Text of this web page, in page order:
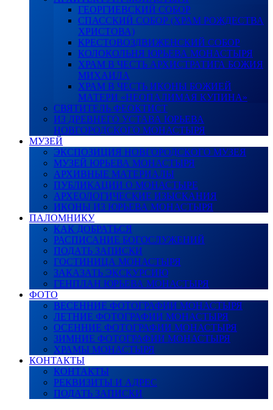
ГЕОРГИЕВСКИЙ СОБОР
СПАССКИЙ СОБОР (ХРАМ РОЖДЕСТВА
ХРИСТОВА)
КРЕСТОВОЗДВИЖЕНСКИЙ СОБОР
КОЛОКОЛЬНЯ ЮРЬЕВА МОНАСТЫРЯ
ХРАМ В ЧЕСТЬ АРХИСТРАТИГА БОЖИЯ
МИХАИЛА
ХРАМ В ЧЕСТЬ ИКОНЫ БОЖИЕЙ
МАТЕРИ «НЕОПАЛИМАЯ КУПИНА»
СВЯТИТЕЛЬ ФЕОКТИСТ
ИЗ ДРЕВНЕГО УСТАВА ЮРЬЕВА
НОВГОРОДСКОГО МОНАСТЫРЯ
МУЗЕЙ
ЭКСПОЗИЦИЯ НОВГОРОДСКОГО МУЗЕЯ
МУЗЕЙ ЮРЬЕВА МОНАСТЫРЯ
АРХИВНЫЕ МАТЕРИАЛЫ
ПУБЛИКАЦИИ О МОНАСТЫРЕ
АРХЕОЛОГИЧЕСКИЕ ИЗЫСКАНИЯ
ИКОНЫ ИЗ ЮРЬЕВА МОНАСТЫРЯ
ПАЛОМНИКУ
КАК ДОБРАТЬСЯ
РАСПИСАНИЕ БОГОСЛУЖЕНИЙ
ПОДАТЬ ЗАПИСКИ
ГОСТИНИЦА МОНАСТЫРЯ
ЗАКАЗАТЬ ЭКСКУРСИЮ
ГЕНПЛАН ЮРЬЕВА МОНАСТЫРЯ
ФОТО
ВЕСЕННИЕ ФОТОГРАФИИ МОНАСТЫРЯ
ЛЕТНИЕ ФОТОГРАФИИ МОНАСТЫРЯ
ОСЕННИЕ ФОТОГРАФИИ МОНАСТЫРЯ
ЗИМНИЕ ФОТОГРАФИИ МОНАСТЫРЯ
ХРАМЫ МОНАСТЫРЯ
КОНТАКТЫ
КОНТАКТЫ
РЕКВИЗИТЫ И АДРЕС
ПОДАТЬ ЗАПИСКИ